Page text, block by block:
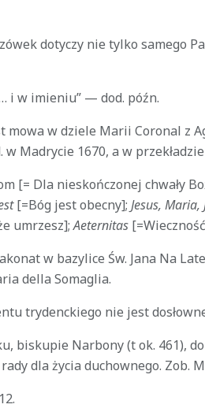
dotyczy nie tylko samego
i w imieniu” — dod. późn.
w dziele Marii Coronal z
w Madrycie 1670, a w
[= Dla nieskończonej chwały
[=Bóg jest obecny]; Jesus, Maria,
umrzesz];Aeternitas
w bazylice Św. Jana Na
della Somaglia.
trydenckiego nie jest
biskupie Narbony (t ok. 461),
dla życia duchownego. Zob.